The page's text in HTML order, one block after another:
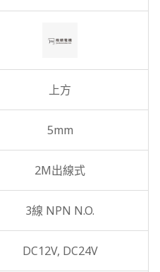
上方
5mm
2M出線式
3線 NPN N.O.
DC12V, DC24V